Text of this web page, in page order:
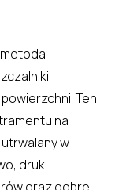
Ten
na
w
druk
oraz dobre